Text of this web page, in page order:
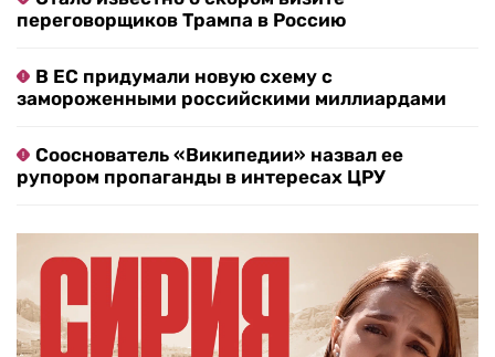
переговорщиков Трампа в Россию
В ЕС придумали новую схему с
замороженными российскими миллиардами
Сооснователь «Википедии» назвал ее
рупором пропаганды в интересах ЦРУ